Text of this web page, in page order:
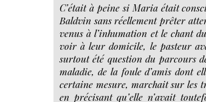
C’était à peine si Maria était
Baldvin sans réellement prêter
venus à l’inhumation et le chant
voir à leur domicile, le pasteur
surtout été question du parcours
maladie, de la foule d’amis dont
certaine mesure, marchait sur les
en précisant qu’elle n’avait